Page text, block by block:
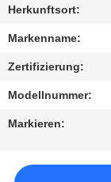
SIE
MIT
UNS
IN
Herkunftsort:
Markenname:
Zertifizierung:
Modellnummer:
Markieren: